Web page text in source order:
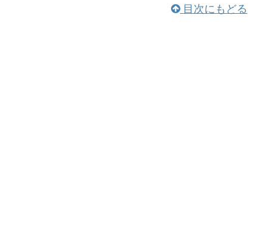
目次にもどる